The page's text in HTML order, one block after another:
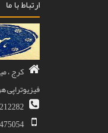
ارتباط با ما
کرج ،
فیزیوتراپی